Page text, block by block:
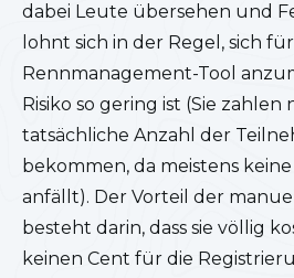
dabei Leute übersehen und
lohnt sich in der Regel, sich
Rennmanagement-Tool
Risiko so gering ist (Sie zahlen
tatsächliche Anzahl der
bekommen, da meistens
anfällt). Der Vorteil der
besteht darin, dass sie völlig
keinen Cent für die